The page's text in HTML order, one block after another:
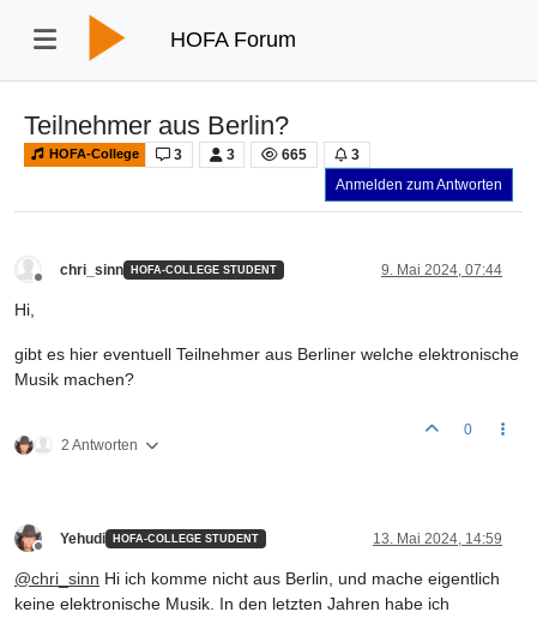
HOFA Forum
Teilnehmer aus Berlin?
HOFA-College 3 3 665
3
Anmelden zum Antworten
chri_sinn HOFA-COLLEGE STUDENT 9. Mai 2024, 07:44
Hi,
gibt es hier eventuell Teilnehmer aus Berliner welche elektronische
Musik machen?
2 Antworten
0
Yehudi HOFA-COLLEGE STUDENT 13. Mai 2024, 14:59
@chri_sinn Hi ich komme nicht aus Berlin, und mache eigentlich
keine elektronische Musik. In den letzten Jahren habe ich